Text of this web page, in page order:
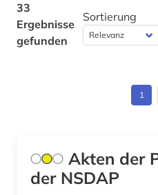
portal (1)
quelle (16)
themar (1)
thüringen (2)
33
Ergebnisse
gefunden
Sortierung
1
Akten der
der NSDAP